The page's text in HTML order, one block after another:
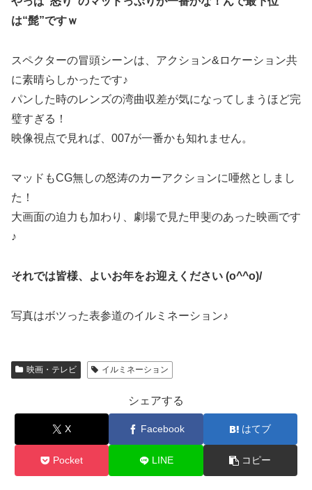
は“髭”ですｗ
スペクターの冒頭シーンは、アクション&ロケーション共
に素晴らしかったです♪
パンした時のレンズの湾曲収差が気になってしまうほど完
璧すぎる！
映像視点で見れば、007が一番かも知れません。
マッドもCG無しの怒涛のカーアクションに唖然としまし
た！
大画面の迫力も加わり、劇場で見た甲斐のあった映画です
♪
それでは皆様、よいお年をお迎えください (o^^o)/
写真はボツった表参道のイルミネーション♪
映画・テレビ イルミネーション
シェアする
X Facebook はてブ
Pocket LINE コピー